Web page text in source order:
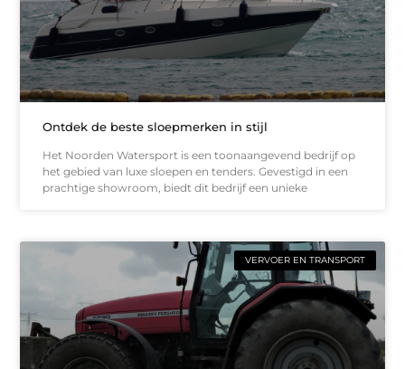
Ontdek de beste sloepmerken in stijl
Het Noorden Watersport is een toonaangevend bedrijf op
het gebied van luxe sloepen en tenders. Gevestigd in een
prachtige showroom, biedt dit bedrijf een unieke
VERVOER EN TRANSPORT